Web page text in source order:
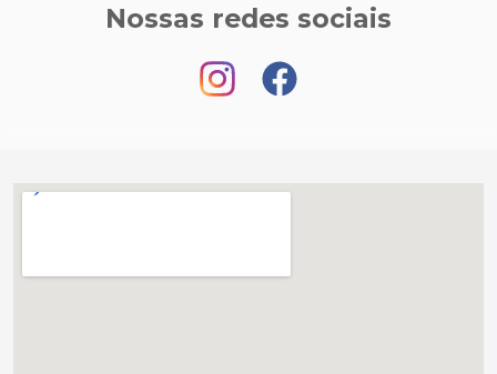
Nossas redes sociais